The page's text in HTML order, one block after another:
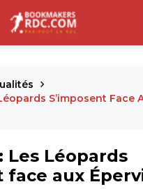
S’imposent Face
Les Léopards
face aux